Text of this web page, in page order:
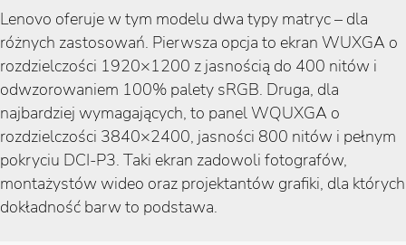
Lenovo oferuje w tym modelu dwa typy matryc – dla
różnych zastosowań. Pierwsza opcja to ekran WUXGA o
rozdzielczości 1920×1200 z jasnością do 400 nitów i
odwzorowaniem 100% palety sRGB. Druga, dla
najbardziej wymagających, to panel WQUXGA o
rozdzielczości 3840×2400, jasności 800 nitów i pełnym
pokryciu DCI-P3. Taki ekran zadowoli fotografów,
montażystów wideo oraz projektantów grafiki, dla których
dokładność barw to podstawa.